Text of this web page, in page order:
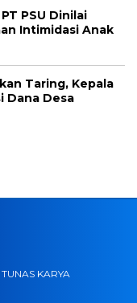
PSU Dinilai
Intimidasi Anak
Taring, Kepala
Dana Desa
KARYA